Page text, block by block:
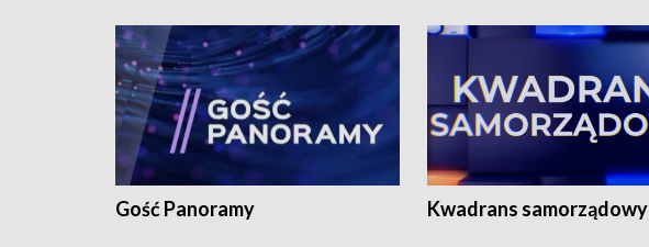
Gość Panoramy Kwadrans samorządowy